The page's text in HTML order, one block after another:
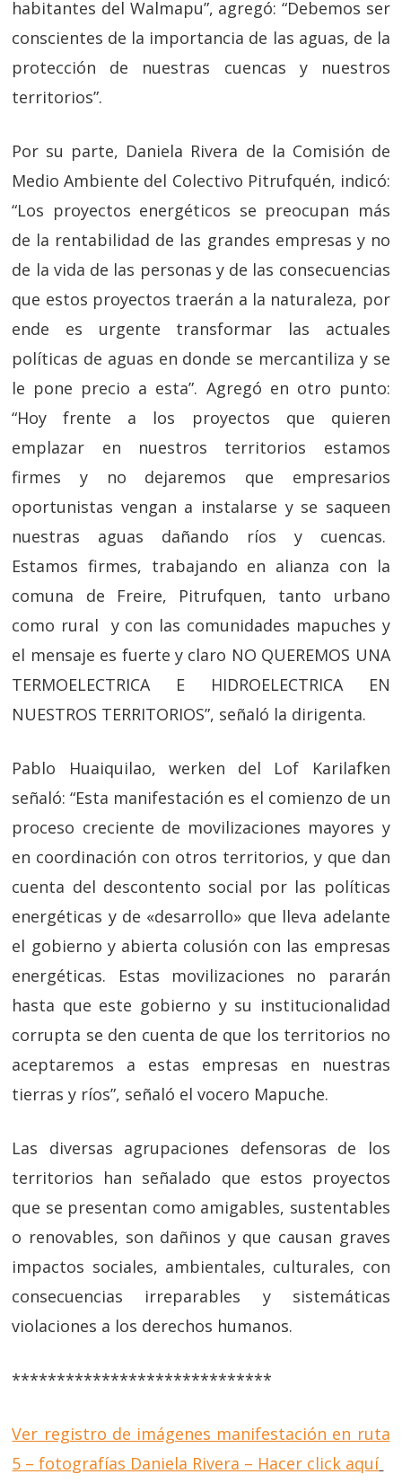
habitantes del Walmapu”, agregó: “Debemos ser
conscientes de la importancia de las aguas, de la
protección de nuestras cuencas y nuestros
territorios”.
Por su parte, Daniela Rivera de la Comisión de
Medio Ambiente del Colectivo Pitrufquén, indicó:
“Los proyectos energéticos se preocupan más
de la rentabilidad de las grandes empresas y no
de la vida de las personas y de las consecuencias
que estos proyectos traerán a la naturaleza, por
ende es urgente transformar las actuales
políticas de aguas en donde se mercantiliza y se
le pone precio a esta”. Agregó en otro punto:
“Hoy frente a los proyectos que quieren
emplazar en nuestros territorios estamos
firmes y no dejaremos que empresarios
oportunistas vengan a instalarse y se saqueen
nuestras aguas dañando ríos y cuencas.
Estamos firmes, trabajando en alianza con la
comuna de Freire, Pitrufquen, tanto urbano
como rural y con las comunidades mapuches y
el mensaje es fuerte y claro NO QUEREMOS UNA
TERMOELECTRICA E HIDROELECTRICA EN
NUESTROS TERRITORIOS”, señaló la dirigenta.
Pablo Huaiquilao, werken del Lof Karilafken
señaló: “Esta manifestación es el comienzo de un
proceso creciente de movilizaciones mayores y
en coordinación con otros territorios, y que dan
cuenta del descontento social por las políticas
energéticas y de «desarrollo» que lleva adelante
el gobierno y abierta colusión con las empresas
energéticas. Estas movilizaciones no pararán
hasta que este gobierno y su institucionalidad
corrupta se den cuenta de que los territorios no
aceptaremos a estas empresas en nuestras
tierras y ríos”, señaló el vocero Mapuche.
Las diversas agrupaciones defensoras de los
territorios han señalado que estos proyectos
que se presentan como amigables, sustentables
o renovables, son dañinos y que causan graves
impactos sociales, ambientales, culturales, con
consecuencias irreparables y sistemáticas
violaciones a los derechos humanos.
*****************************
Ver registro de imágenes manifestación en ruta
5 – fotografías Daniela Rivera – Hacer click aquí